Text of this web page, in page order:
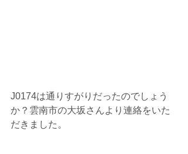
J0174は通りすがりだったのでしょう
か？雲南市の大坂さんより連絡をいた
だきました。